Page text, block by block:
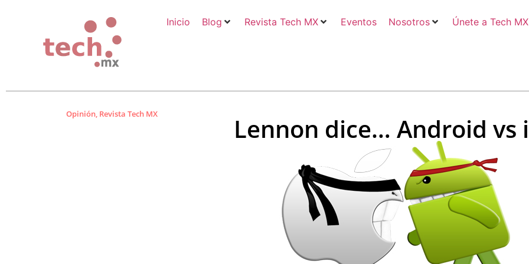
Inicio Blog Revista Tech MX Eventos Nosotros Únete a Tech MX
Opinión, Revista Tech MX Lennon dice… Android vs